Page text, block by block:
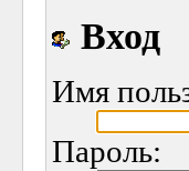
Вход
Имя
Пароль: